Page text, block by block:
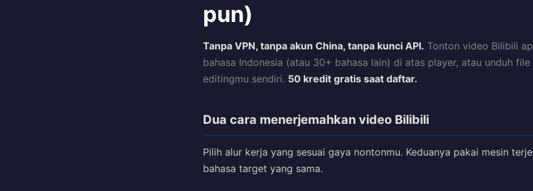
pun)
Tanpa VPN, tanpa akun China, tanpa kunci API. Tonton video Bilibili
bahasa Indonesia (atau 30+ bahasa lain) di atas player, atau unduh
editingmu sendiri. 50 kredit gratis saat daftar.
Dua cara menerjemahkan video Bilibili
Pilih alur kerja yang sesuai gaya nontonmu. Keduanya pakai mesin
bahasa target yang sama.